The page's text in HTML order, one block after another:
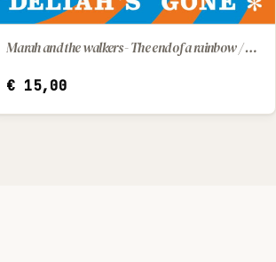
IN WINKELWAGEN Marah and the walkers - The end of a rainbow / Deliah's gone
€15,00